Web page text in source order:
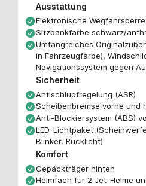
Ausstattung
Elektronische Wegfahrsperre
Sitzbankfarbe schwarz/
Umfangreiches
in Fahrzeugfarbe),
Navigationssystem gegen
Sicherheit
Antischlupfregelung (ASR)
Scheibenbremse vorne und
Anti-Blockiersystem (ABS)
LED-Lichtpaket
Blinker, Rücklicht)
Komfort
Gepäckträger hinten
Helmfach für 2 Jet-Helme